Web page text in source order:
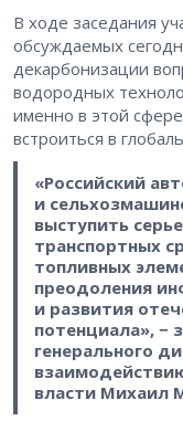
В ходе заседания
обсуждаемых
декарбонизации
водородных
именно в этой
встроиться в
«Российский
и
выступить
транспортных
топливных
преодоления
и развития
потенциала», −
генерального
власти Михаил